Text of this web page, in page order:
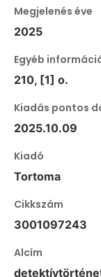
Megjelenés éve
2025
Egyéb
210, [1] o.
Kiadás pontos
2025.10.09
Kiadó
Tortoma
Cikkszám
3001097243
Alcím